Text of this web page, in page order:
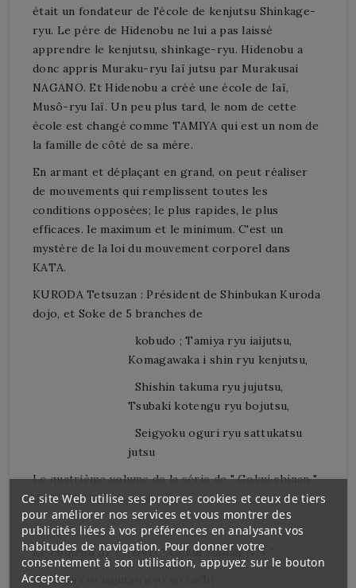
était un fondateur de l'école de kenjutsu Shinkage-
ryu. Le père de Hidenobu ne lui a pas laissé
apprendre le kenjutsu, shinkage-ryu. Hidenobu a
donc appris Muraku-ryu Iaï jutsu par Murakusai
NAGANO. Et Hidenobu a créé une école de Iaï,
Musô-ryu Iaï. Un peu plus tard, le nom de cette
école est changé comme TAMIYA qui est un nom de
la famille de côté de sa mère.
En armant et déplaçant en grand, on peut réaliser
de mouvements qui remplissent toutes les
conditions opposées; le plus rapides, le plus
efficaces. le maximum et le minimum. C'est un
mystère de la loi du mouvement corporel dans
KATA.
KURODA Tetsuzan : Président de Shinbukan Kuroda
dojo, et Soke de 5 branches de
kobudo ; Tamiya ryu iaijutsu,
Komagawaka i shin ryu kenjutsu,
Shishin takuma ryu jujutsu,
Tsubaki kotengu ryu bojutsu,
Seigyoku oguri ryu sattukatsu
jutsu
Le quatrième volume de la série de " Gokui shinan "
de KURODA Tetsuzan
Le contenu de ce DVD " Gokui Shinan N°4 "
-Tamiya ryu iaijutsu gyo no tachi
Ce site Web utilise ses propres cookies et ceux de tiers
pour améliorer nos services et vous montrer des
publicités liées à vos préférences en analysant vos
habitudes de navigation. Pour donner votre
consentement à son utilisation, appuyez sur le bouton
Accepter.